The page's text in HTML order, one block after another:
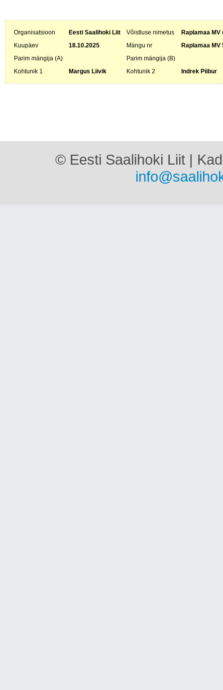
Organisatsioon Eesti Saalihoki Liit Võistluse nimetus
Raplamaa
Kuupäev
18.10.2025 Mängu nr
Raplamaa MV
Parim mängija (A)
Parim mängija (B)
Kohtunik 1
Margus Liivik Kohtunik 2 Indrek Piibur
© Eesti Saalihoki Liit |